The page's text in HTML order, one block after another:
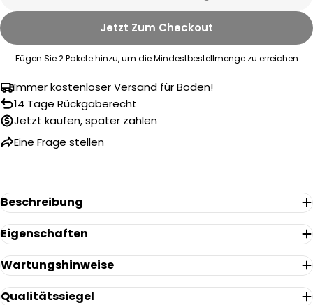
Jetzt Zum Checkout
Fügen Sie2Pakete hinzu, um die Mindestbestellmenge zu erreichen
Immer kostenloser Versand für Boden!
14 Tage Rückgaberecht
Jetzt kaufen, später zahlen
Eine Frage stellen
Ihr
Name
Ihre
Telefon
Ihre
Nachricht
Die mit * gekennzeichneten Felder sind Pflichtfelder.
Beschreibung
Eigenschaften
Wartungshinweise
Qualitätssiegel